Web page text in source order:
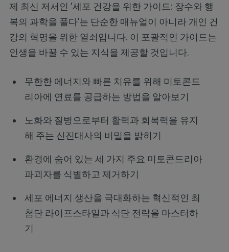
제 최신 저서인 ‘세포 건강을 위한 가이드: 장수와 행
복의 과학을 풀다’는 단순한 매뉴얼이 아니라 개인 건
강의 혁명을 위한 열쇠입니다. 이 포괄적인 가이드는
인생을 바꿀 수 있는 지식을 제공할 것입니다.
무한한 에너지와 빠른 치유를 위해 미토콘드
리아에 연료를 공급하는 방법을 알아보기
노화와 질병으로부터 활력과 회복력을 유지
해 주는 신진대사의 비밀을 밝히기
환경에 숨어 있는 세 가지 주요 미토콘드리아
파괴자를 식별하고 제거하기
세포 에너지 생산을 극대화하는 혁신적인 최
첨단 라이프스타일과 식단 전략을 마스터하
기